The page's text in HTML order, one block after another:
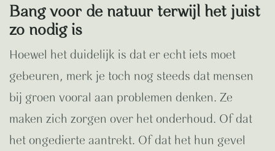
Bang voor de natuur terwijl het juist
zo nodig is
Hoewel het duidelijk is dat er echt iets moet
gebeuren, merk je toch nog steeds dat mensen
bij groen vooral aan problemen denken. Ze
maken zich zorgen over het onderhoud. Of dat
het ongedierte aantrekt. Of dat het hun gevel